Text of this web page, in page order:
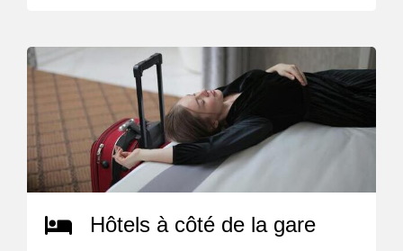
Hôtels à côté de la gare